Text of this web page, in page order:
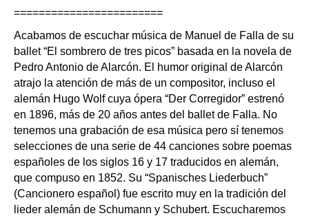
========================
Acabamos de escuchar música de Manuel de Falla de su
ballet “El sombrero de tres picos” basada en la novela de
Pedro Antonio de Alarcón. El humor original de Alarcón
atrajo la atención de más de un compositor, incluso el
alemán Hugo Wolf cuya ópera “Der Corregidor” estrenó
en 1896, más de 20 años antes del ballet de Falla. No
tenemos una grabación de esa música pero sí tenemos
selecciones de una serie de 44 canciones sobre poemas
españoles de los siglos 16 y 17 traducidos en alemán,
que compuso en 1852. Su “Spanisches Liederbuch”
(Cancionero español) fue escrito muy en la tradición del
lieder alemán de Schumann y Schubert. Escucharemos